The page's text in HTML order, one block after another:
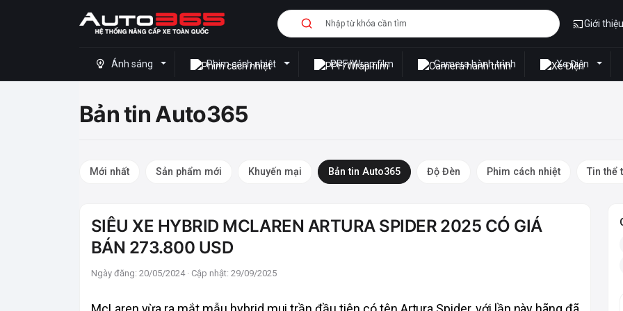
Giới thiệu
Ánh sáng Phim cách nhiệt PPF/Wrap film Camera hành trình Xe Điện
Bản tin Auto365
Mới nhất Sản phẩm mới Khuyến mại Bản tin Auto365 Độ Đèn Phim cách nhiệt Tin thể
SIÊU XE HYBRID MCLAREN ARTURA SPIDER 2025 CÓ GIÁ
BÁN 273.800 USD
Ngày đăng: 20/05/2024 · Cập nhật: 29/09/2025